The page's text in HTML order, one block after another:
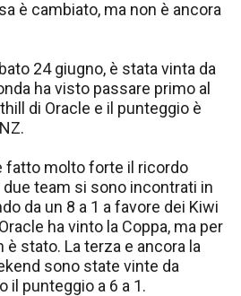
è cambiato, ma non è ancora
24 giugno, è stata vinta da
ha visto passare primo al
di Oracle e il punteggio è
fatto molto forte il ricordo
due team si sono incontrati in
da un 8 a 1 a favore dei Kiwi
ha vinto la Coppa, ma per
stato. La terza e ancora la
sono state vinte da
il punteggio a 6 a 1.